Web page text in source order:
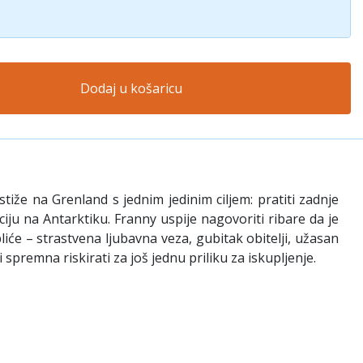
Dodaj u košaricu
na Grenland s jednim jedinim ciljem: pratiti zadnje
na Antarktiku. Franny uspije nagovoriti ribare da je
– strastvena ljubavna veza, gubitak obitelji, užasan
riskirati za još jednu priliku za iskupljenje.